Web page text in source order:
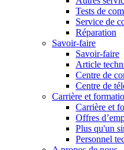
Tests de
Service de
Réparation
Savoir-faire
Savoir-faire
Article
Centre de
Centre de
Carrière et
Carrière et
Offres
Plus qu'un
Personnel